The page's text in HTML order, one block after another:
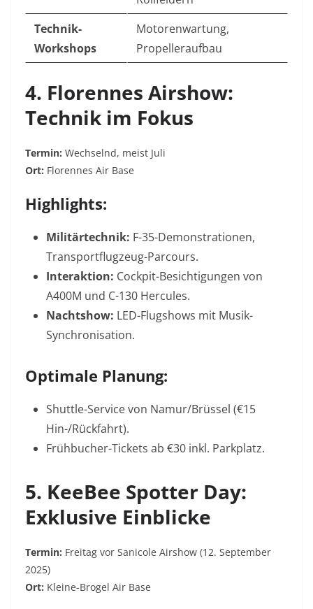
Technik-
Workshops
Motorenwartung,
Propelleraufbau
4. Florennes Airshow:
Technik im Fokus
Termin: Wechselnd, meist Juli
Ort: Florennes Air Base
Highlights:
Militärtechnik: F-35-Demonstrationen,
Transportflugzeug-Parcours.
Interaktion: Cockpit-Besichtigungen von
A400M und C-130 Hercules.
Nachtshow: LED-Flugshows mit Musik-
Synchronisation.
Optimale Planung:
Shuttle-Service von Namur/Brüssel (€15
Hin-/Rückfahrt).
Frühbucher-Tickets ab €30 inkl. Parkplatz.
5. KeeBee Spotter Day:
Exklusive Einblicke
Termin: Freitag vor Sanicole Airshow (12. September
2025)
Ort: Kleine-Brogel Air Base